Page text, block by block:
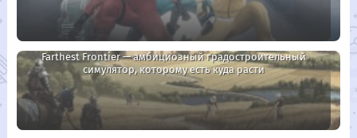
Farthest Frontier — амбициозный градостроительный
симулятор, которому есть куда расти